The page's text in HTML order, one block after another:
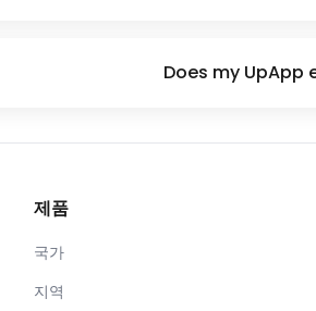
Does my UpApp
제품
국가
지역